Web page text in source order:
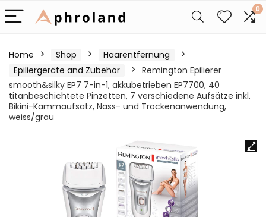
0
Home Shop
Haarentfernung
Epiliergeräte and Zubehör
Remington Epilierer
smooth&silky EP7 7-in-1, akkubetrieben EP7700, 40
titanbeschichtete Pinzetten, 7 verschiedene Aufsätze inkl.
Bikini-Kammaufsatz, Nass- und Trockenanwendung,
weiss/grau